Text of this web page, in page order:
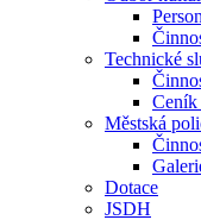
Technické
Ceník
Městská
Dotace
JSDH